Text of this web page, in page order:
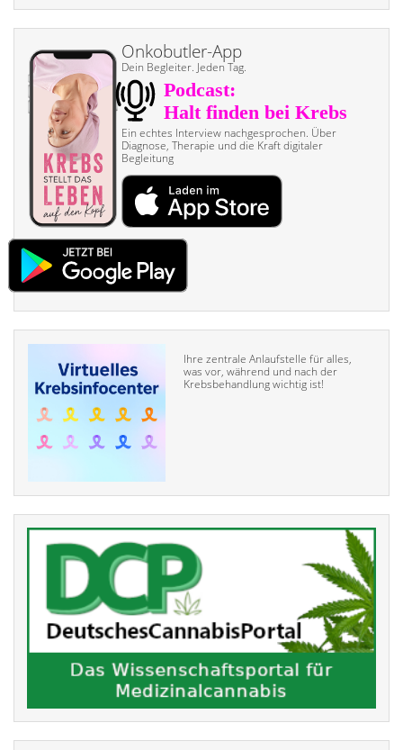
Onkobutler-App
Dein Begleiter. Jeden Tag.
Ein echtes Interview nach­gesprochen. Über
Diagnose, Therapie und die Kraft digitaler
Begleitung
Ihre zentrale Anlaufstelle für alles,
was vor, während und nach der
Krebsbehandlung wichtig ist!